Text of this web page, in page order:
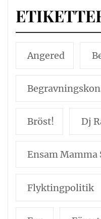
Angered
Bröst! Dj
Ensam Mamma
Flyktingpolitik